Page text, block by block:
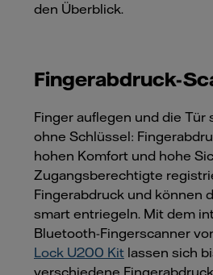
den Überblick.
Fingerabdruck-
Finger auflegen und die Tür
ohne Schlüssel:
hohen Komfort und hohe
Zugangsberechtigte
Fingerabdruck und können
smart entriegeln. Mit dem
Bluetooth-Fingerscanner
Lock U200 Kit lassen sich
verschiedene